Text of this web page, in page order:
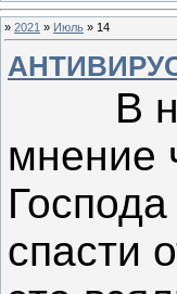
» 2021 » Июль » 14
АНТИВИРУС
В
мнение
спасти